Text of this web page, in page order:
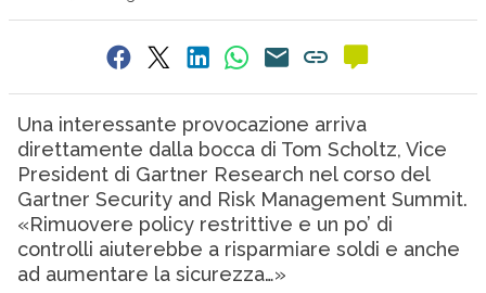
Una interessante provocazione arriva
direttamente dalla bocca di Tom Scholtz, Vice
President di Gartner Research nel corso del
Gartner Security and Risk Management Summit.
«Rimuovere policy restrittive e un po’ di
controlli aiuterebbe a risparmiare soldi e anche
ad aumentare la sicurezza…»